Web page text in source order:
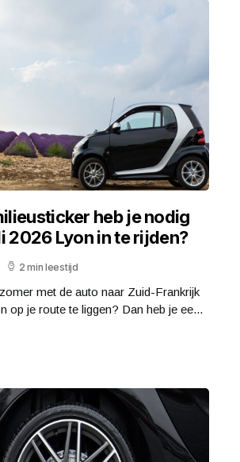
heb je nodig
2026 Lyon in te rijden?
2 min leestijd
met de auto naar Zuid-Frankrijk
op je route te liggen? Dan heb je ee...